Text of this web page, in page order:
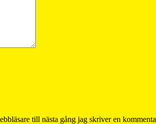
till nästa gång jag skriver en